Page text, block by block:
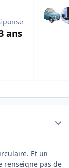
ans
Et un
renseigne pas de